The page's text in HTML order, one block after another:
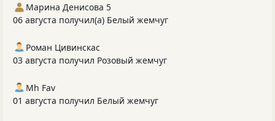
Марина Денисова 5
06 августа получил(а) Белый жемчуг
Роман Цивинскас
03 августа получил Розовый жемчуг
Mh Fav
01 августа получил Белый жемчуг